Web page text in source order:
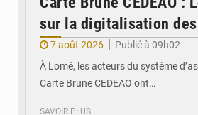
sur la digitalisation
7 août 2026
Publié à 09h02
À Lomé, les acteurs du système
Carte Brune CEDEAO ont…
SAVOIR PLUS